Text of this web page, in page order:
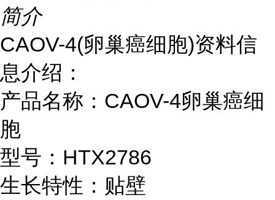
简介
CAOV-4(卵巢癌细胞)资料信
息介绍：
产品名称：CAOV-4卵巢癌细
胞
型号：HTX2786
生长特性：贴壁